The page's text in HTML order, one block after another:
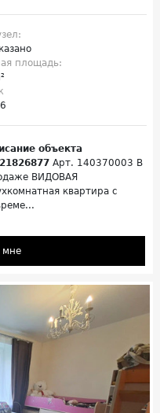
площадь:
объекта
Арт. 140370003 В
ВИДОВАЯ
квартира с
мне